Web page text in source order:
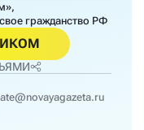
гражданство РФ